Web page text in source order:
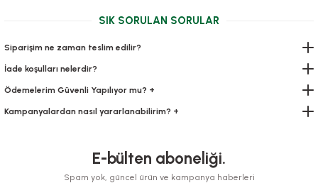
+ KDV
Sepete Ekle
SIK SORULAN SORULAR
Siparişim ne zaman teslim edilir?
İade koşulları nelerdir?
Ödemelerim Güvenli Yapılıyor mu? +
Kampanyalardan nasıl yararlanabilirim? +
E-bülten aboneliği.
Spam yok, güncel ürün ve kampanya haberleri